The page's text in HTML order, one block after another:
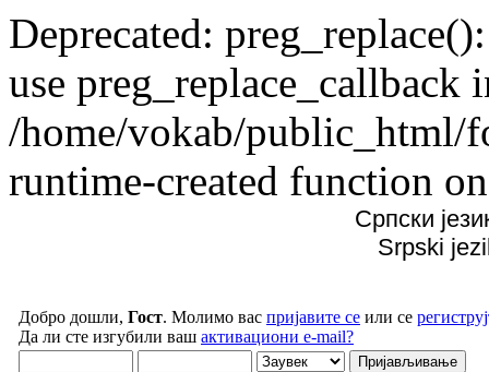
Deprecated:
use preg_replace_callback
/home/vokab/public_html/
runtime-created function
Српски
Srpski
Добро дошли, Гост. Молимо вас пријавите се или се
Да ли сте изгубили ваш активациони e-mail?